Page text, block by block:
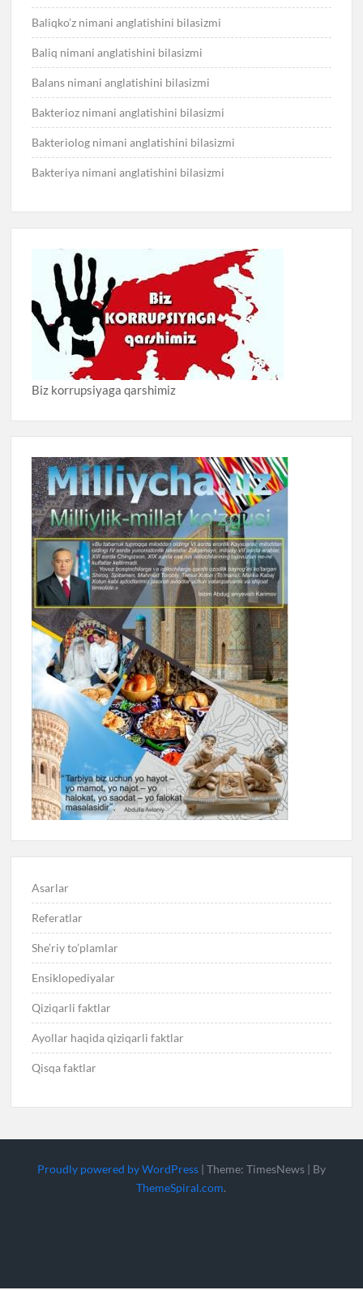
Baliqko’z nimani anglatishini bilasizmi
Baliq nimani anglatishini bilasizmi
Balans nimani anglatishini bilasizmi
Bakterioz nimani anglatishini bilasizmi
Bakteriolog nimani anglatishini bilasizmi
Bakteriya nimani anglatishini bilasizmi
Biz korrupsiyaga qarshimiz
Asarlar
Referatlar
She’riy to’plamlar
Ensiklopediyalar
Qiziqarli faktlar
Ayollar haqida qiziqarli faktlar
Qisqa faktlar
Proudly powered by WordPress | Theme: TimesNews | By
ThemeSpiral.com.